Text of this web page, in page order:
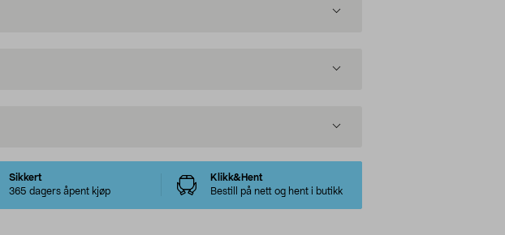
Sikkert
365 dagers åpent kjøp
Klikk&Hent
Bestill på nett og hent i butikk